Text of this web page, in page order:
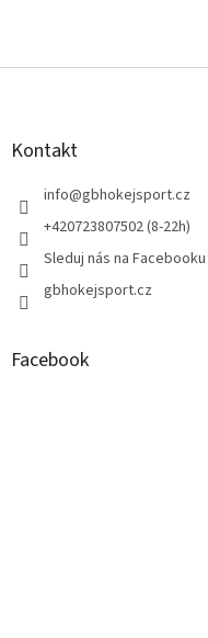
Z
Kontakt
info@gbhokejsport.cz
+420723807502 (8-22h)
Sleduj nás na Facebooku
gbhokejsport.cz
Facebook